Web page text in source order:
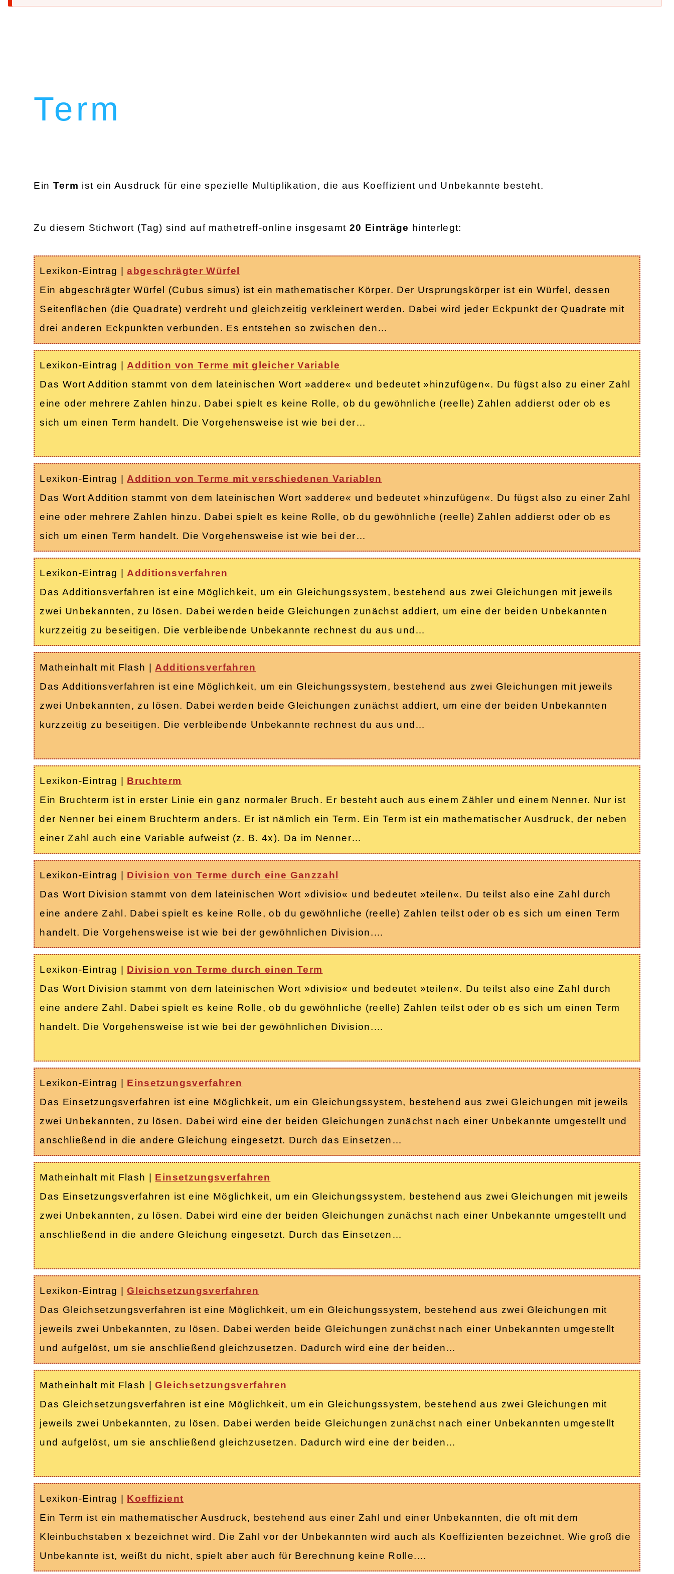
Term
Ein Term ist ein Ausdruck für eine spezielle Multiplikation, die aus Koeffizient und Unbekannte besteht.
Zu diesem Stichwort (Tag) sind auf mathetreff-online insgesamt 20 Einträge hinterlegt:
Lexikon-Eintrag |abgeschrägter Würfel
Ein abgeschrägter Würfel (Cubus simus) ist ein mathematischer Körper. Der Ursprungskörper ist ein Würfel, dessen
Seitenflächen (die Quadrate) verdreht und gleichzeitig verkleinert werden. Dabei wird jeder Eckpunkt der Quadrate mit
drei anderen Eckpunkten verbunden. Es entstehen so zwischen den…
Lexikon-Eintrag | Addition von Terme mit gleicher Variable
Das Wort Addition stammt von dem lateinischen Wort »addere« und bedeutet »hinzufügen«. Du fügst also zu einer Zahl
eine oder mehrere Zahlen hinzu. Dabei spielt es keine Rolle, ob du gewöhnliche (reelle) Zahlen addierst oder ob es
sich um einen Term handelt. Die Vorgehensweise ist wie bei der…
Lexikon-Eintrag | Addition von Terme mit verschiedenen Variablen
Das Wort Addition stammt von dem lateinischen Wort »addere« und bedeutet »hinzufügen«. Du fügst also zu einer Zahl
eine oder mehrere Zahlen hinzu. Dabei spielt es keine Rolle, ob du gewöhnliche (reelle) Zahlen addierst oder ob es
sich um einen Term handelt. Die Vorgehensweise ist wie bei der…
Lexikon-Eintrag | Additionsverfahren
Das Additionsverfahren ist eine Möglichkeit, um ein Gleichungssystem, bestehend aus zwei Gleichungen mit jeweils
zwei Unbekannten, zu lösen. Dabei werden beide Gleichungen zunächst addiert, um eine der beiden Unbekannten
kurzzeitig zu beseitigen. Die verbleibende Unbekannte rechnest du aus und…
Matheinhalt mit Flash | Additionsverfahren
Das Additionsverfahren ist eine Möglichkeit, um ein Gleichungssystem, bestehend aus zwei Gleichungen mit jeweils
zwei Unbekannten, zu lösen. Dabei werden beide Gleichungen zunächst addiert, um eine der beiden Unbekannten
kurzzeitig zu beseitigen. Die verbleibende Unbekannte rechnest du aus und…
Lexikon-Eintrag | Bruchterm
Ein Bruchterm ist in erster Linie ein ganz normaler Bruch. Er besteht auch aus einem Zähler und einem Nenner. Nur ist
der Nenner bei einem Bruchterm anders. Er ist nämlich ein Term. Ein Term ist ein mathematischer Ausdruck, der neben
einer Zahl auch eine Variable aufweist (z. B. 4x). Da im Nenner…
Lexikon-Eintrag | Division von Terme durch eine Ganzzahl
Das Wort Division stammt von dem lateinischen Wort »divisio« und bedeutet »teilen«. Du teilst also eine Zahl durch
eine andere Zahl. Dabei spielt es keine Rolle, ob du gewöhnliche (reelle) Zahlen teilst oder ob es sich um einen Term
handelt. Die Vorgehensweise ist wie bei der gewöhnlichen Division.…
Lexikon-Eintrag | Division von Terme durch einen Term
Das Wort Division stammt von dem lateinischen Wort »divisio« und bedeutet »teilen«. Du teilst also eine Zahl durch
eine andere Zahl. Dabei spielt es keine Rolle, ob du gewöhnliche (reelle) Zahlen teilst oder ob es sich um einen Term
handelt. Die Vorgehensweise ist wie bei der gewöhnlichen Division.…
Lexikon-Eintrag | Einsetzungsverfahren
Das Einsetzungsverfahren ist eine Möglichkeit, um ein Gleichungssystem, bestehend aus zwei Gleichungen mit jeweils
zwei Unbekannten, zu lösen. Dabei wird eine der beiden Gleichungen zunächst nach einer Unbekannte umgestellt und
anschließend in die andere Gleichung eingesetzt. Durch das Einsetzen…
Matheinhalt mit Flash | Einsetzungsverfahren
Das Einsetzungsverfahren ist eine Möglichkeit, um ein Gleichungssystem, bestehend aus zwei Gleichungen mit jeweils
zwei Unbekannten, zu lösen. Dabei wird eine der beiden Gleichungen zunächst nach einer Unbekannte umgestellt und
anschließend in die andere Gleichung eingesetzt. Durch das Einsetzen…
Lexikon-Eintrag |Gleichsetzungsverfahren
Das Gleichsetzungsverfahren ist eine Möglichkeit, um ein Gleichungssystem, bestehend aus zwei Gleichungen mit
jeweils zwei Unbekannten, zu lösen. Dabei werden beide Gleichungen zunächst nach einer Unbekannten umgestellt
und aufgelöst, um sie anschließend gleichzusetzen. Dadurch wird eine der beiden…
Matheinhalt mit Flash |Gleichsetzungsverfahren
Das Gleichsetzungsverfahren ist eine Möglichkeit, um ein Gleichungssystem, bestehend aus zwei Gleichungen mit
jeweils zwei Unbekannten, zu lösen. Dabei werden beide Gleichungen zunächst nach einer Unbekannten umgestellt
und aufgelöst, um sie anschließend gleichzusetzen. Dadurch wird eine der beiden…
Lexikon-Eintrag | Koeffizient
Ein Term ist ein mathematischer Ausdruck, bestehend aus einer Zahl und einer Unbekannten, die oft mit dem
Kleinbuchstaben x bezeichnet wird. Die Zahl vor der Unbekannten wird auch als Koeffizienten bezeichnet. Wie groß die
Unbekannte ist, weißt du nicht, spielt aber auch für Berechnung keine Rolle.…